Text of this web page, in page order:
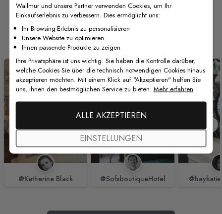
Von unseren Kunden
@Katherine Black @SofsboutiqueHotel
Wallmur und unsere Partner verwenden Cookies, um Ihr
Einkaufserlebnis zu verbessern. Dies ermöglicht uns:
Ihr Browsing-Erlebnis zu personalisieren
Unsere Website zu optimieren
Ihnen passende Produkte zu zeigen
Ihre Privatsphäre ist uns wichtig. Sie haben die Kontrolle darüber,
welche Cookies Sie über die technisch notwendigen Cookies hinaus
akzeptieren möchten. Mit einem Klick auf "Akzeptieren" helfen Sie
uns, Ihnen den bestmöglichen Service zu bieten. Mehr erfahren
ALLE AKZEPTIEREN
EINSTELLUNGEN